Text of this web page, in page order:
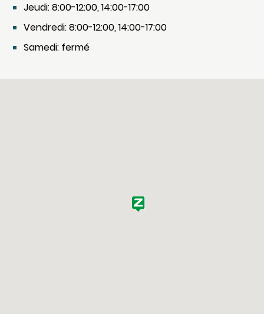
Jeudi: 8:00-12:00, 14:00-17:00
Vendredi: 8:00-12:00, 14:00-17:00
Samedi: fermé